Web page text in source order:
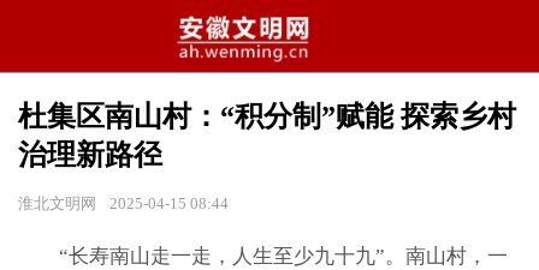
杜集区南山村：“积分制”赋能 探索乡村
治理新路径
淮北文明网 2025-04-15 08:44
“长寿南山走一走，人生至少九十九”。南山村，一